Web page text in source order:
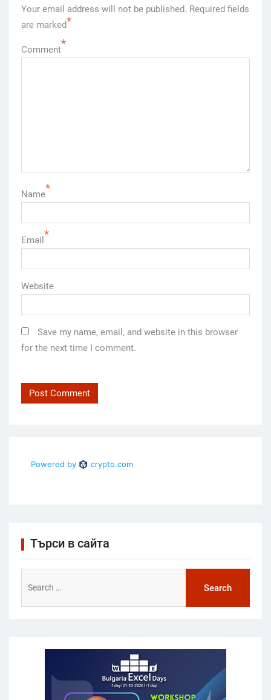
Your email address will not be published. Required fields
are marked*
Comment*
Name*
Email *
Website
Save my name, email, and website in this browser
for the next time I comment.
Търси в сайта
for: